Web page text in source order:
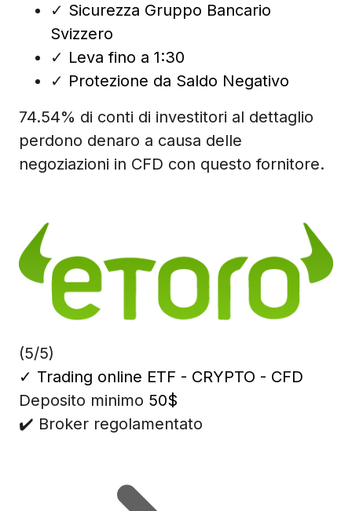
✓ Sicurezza Gruppo Bancario
Svizzero
✓ Leva fino a 1:30
✓ Protezione da Saldo Negativo
74.54% di conti di investitori al dettaglio
perdono denaro a causa delle
negoziazioni in CFD con questo fornitore.
(5/5)
✓ Trading online ETF - CRYPTO - CFD
Deposito minimo 50$
✔️ Broker regolamentato